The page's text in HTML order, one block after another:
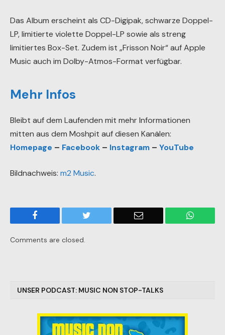
Das Album erscheint als CD-Digipak, schwarze Doppel-
LP, limitierte violette Doppel-LP sowie als streng
limitiertes Box-Set. Zudem ist „Frisson Noir“ auf Apple
Music auch im Dolby-Atmos-Format verfügbar.
Mehr Infos
Bleibt auf dem Laufenden mit mehr Informationen
mitten aus dem Moshpit auf diesen Kanälen:
Homepage – Facebook – Instagram – YouTube
Bildnachweis: m2 Music.
Email
Comments are closed.
UNSER PODCAST: MUSIC NON STOP-TALKS